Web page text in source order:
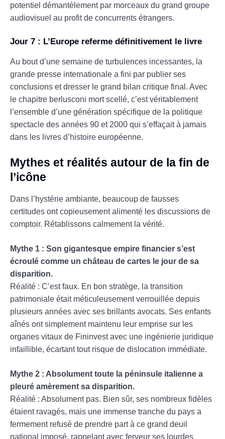
potentiel démantèlement par morceaux du grand groupe
audiovisuel au profit de concurrents étrangers.
Jour 7 : L’Europe referme définitivement le livre
Au bout d’une semaine de turbulences incessantes, la
grande presse internationale a fini par publier ses
conclusions et dresser le grand bilan critique final. Avec
le chapitre berlusconi mort scellé, c’est véritablement
l’ensemble d’une génération spécifique de la politique
spectacle des années 90 et 2000 qui s’effaçait à jamais
dans les livres d’histoire européenne.
Mythes et réalités autour de la fin de
l’icône
Dans l’hystérie ambiante, beaucoup de fausses
certitudes ont copieusement alimenté les discussions de
comptoir. Rétablissons calmement la vérité.
Mythe 1 : Son gigantesque empire financier s’est
écroulé comme un château de cartes le jour de sa
disparition.
Réalité : C’est faux. En bon stratège, la transition
patrimoniale était méticuleusement verrouillée depuis
plusieurs années avec ses brillants avocats. Ses enfants
aînés ont simplement maintenu leur emprise sur les
organes vitaux de Fininvest avec une ingénierie juridique
infaillible, écartant tout risque de dislocation immédiate.
Mythe 2 : Absolument toute la péninsule italienne a
pleuré amèrement sa disparition.
Réalité : Absolument pas. Bien sûr, ses nombreux fidèles
étaient ravagés, mais une immense tranche du pays a
fermement refusé de prendre part à ce grand deuil
national imposé, rappelant avec ferveur ses lourdes